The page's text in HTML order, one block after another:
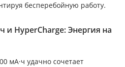
бесперебойную работу.
и HyperCharge: Энергия на
мА·ч удачно сочетает